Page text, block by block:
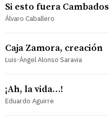
Si esto fuera Cambados
Álvaro Caballero
Caja Zamora, creación
Luis-Ángel Alonso Saravia
¡Ah, la vida…!
Eduardo Aguirre